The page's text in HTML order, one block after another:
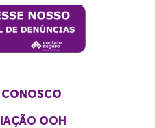
CONOSCO
OOH